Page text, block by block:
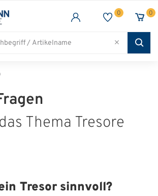
0 0
Thema Tresore
Tresor sinnvoll?